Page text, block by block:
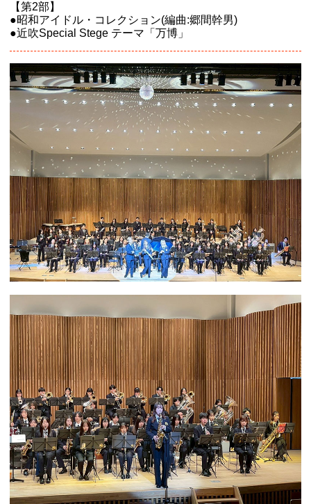
【第2部】
●昭和アイドル・コレクション(編曲:郷間幹男)
●近吹Special Stege テーマ「万博」